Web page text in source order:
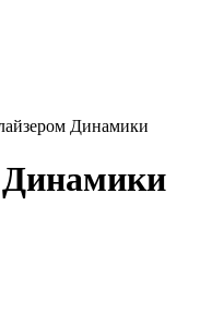
Динамики
Динамики